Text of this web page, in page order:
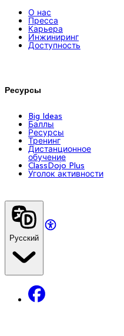
О нас
Пресса
Карьера
Инжиниринг
Доступность
Ресурсы
Big Ideas
Баллы
Ресурсы
Тренинг
Дистанционное
обучение
ClassDojo Plus
Уголок активности
Русский
Facebook